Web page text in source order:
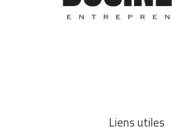
Liens utiles